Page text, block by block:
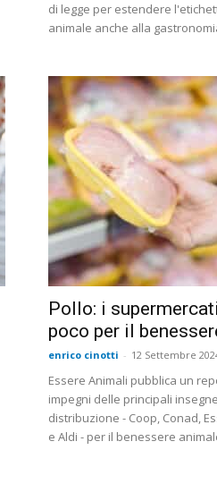
di legge per estendere
animale anche alla
Pollo: i
poco per il
enrico cinotti - 12 Settembre
Essere Animali pubblica un
impegni delle principali
distribuzione - Coop, Conad,
e Aldi - per il benessere